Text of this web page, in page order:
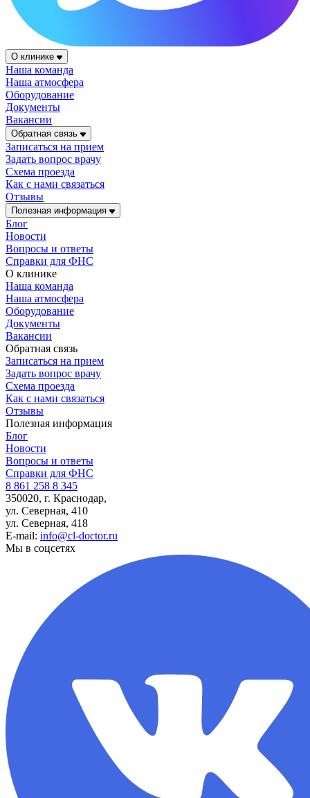
О клинике
Наша команда
Наша атмосфера
Оборудование
Документы
Вакансии
Обратная связь
Записаться на прием
Задать вопрос врачу
Схема проезда
Как с нами связаться
Отзывы
Полезная информация
Блог
Новости
Вопросы и ответы
Справки для ФНС
О клинике
Наша команда
Наша атмосфера
Оборудование
Документы
Вакансии
Обратная связь
Записаться на прием
Задать вопрос врачу
Схема проезда
Как с нами связаться
Отзывы
Полезная информация
Блог
Новости
Вопросы и ответы
Справки для ФНС
8 861 258 8 345
350020, г. Краснодар,
ул. Северная, 410
ул. Северная, 418
E-mail: info@cl-doctor.ru
Мы в соцсетях